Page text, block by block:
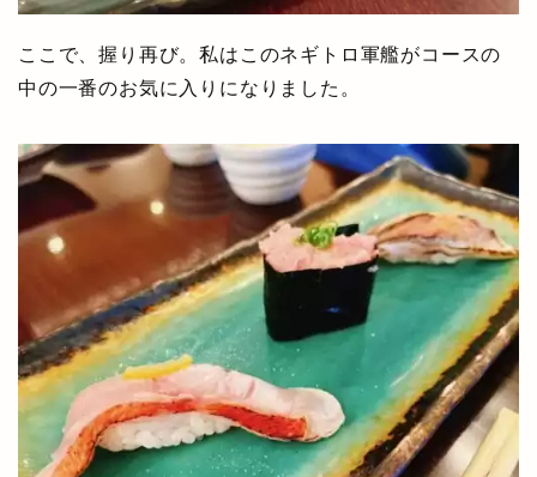
ここで、握り再び。私はこのネギトロ軍艦がコースの
中の一番のお気に入りになりました。